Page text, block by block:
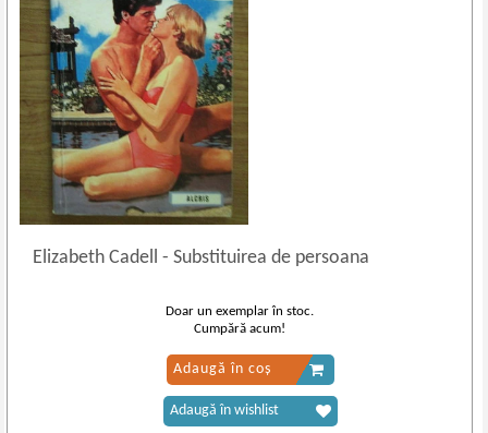
Elizabeth Cadell- Substituirea de persoana
Doar un exemplar în stoc.
Cumpără acum!
Adaugă în coș
Adaugă în wishlist